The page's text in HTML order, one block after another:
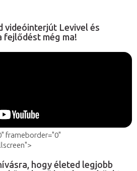
videóinterjút Levivel és
fejlődést még ma!
frameborder="0"
hogy életed legjobb